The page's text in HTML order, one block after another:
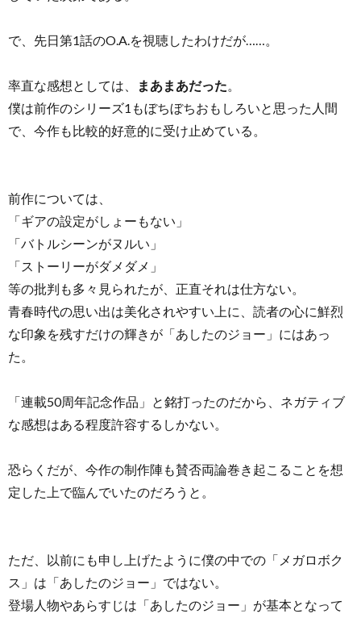
で、先日第1話のO.A.を視聴したわけだが……。
率直な感想としては、 まあまあだった
僕は前作のシリーズ1もぼちぼちおもしろいと思った人間
で、今作も比較的好意的に受け止めている。
前作については、
「ギアの設定がしょーもない」
「バトルシーンがヌルい」
「ストーリーがダメダメ」
等の批判も多々見られたが、正直それは仕方ない。
青春時代の思い出は美化されやすい上に、読者の心に鮮烈
な印象を残すだけの輝きが「あしたのジョー」にはあっ
た。
「連載50周年記念作品」と銘打ったのだから、ネガティブ
な感想はある程度許容するしかない。
恐らくだが、今作の制作陣も賛否両論巻き起こることを想
定した上で臨んでいたのだろうと。
ただ、以前にも申し上げたように僕の中での「メガロボク
ス」は「あしたのジョー」ではない。
登場人物やあらすじは「あしたのジョー」が基本となって